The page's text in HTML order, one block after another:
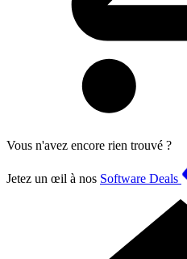
Vous n'avez encore rien trouvé ?
Jetez un œil à nos Software Deals